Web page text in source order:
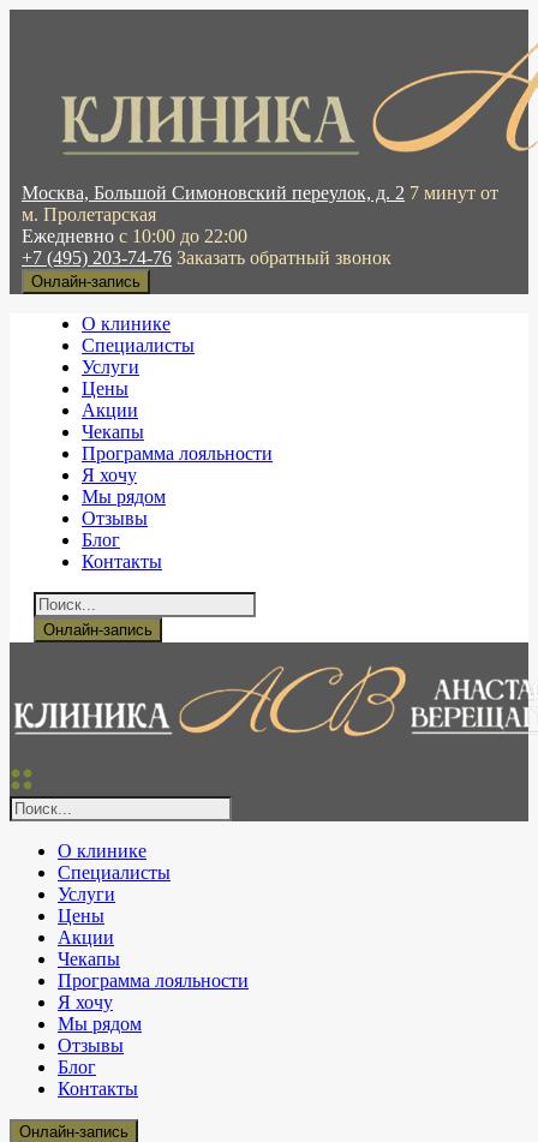
Москва, Большой Симоновский переулок, д. 2 7 минут от
м. Пролетарская
Ежедневно с 10:00 до 22:00
+7 (495) 203-74-76 Заказать обратный звонок
Онлайн-запись
О клинике
Специалисты
Услуги
Цены
Акции
Чекапы
Программа лояльности
Я хочу
Мы рядом
Отзывы
Блог
Контакты
Онлайн-запись
О клинике
Специалисты
Услуги
Цены
Акции
Чекапы
Программа лояльности
Я хочу
Мы рядом
Отзывы
Блог
Контакты
Онлайн-запись